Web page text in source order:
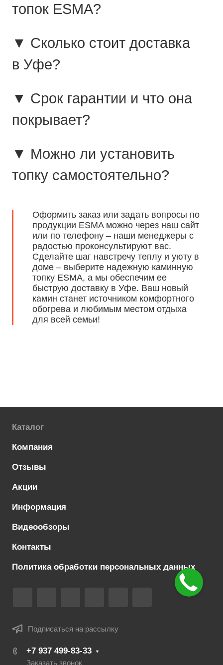
топок ESMA?
▼ Сколько стоит доставка
в Уфе?
▼ Срок гарантии и что она
покрывает?
▼ Можно ли установить
топку самостоятельно?
Оформить заказ или задать вопросы по
продукции ESMA можно через наш сайт
или по телефону – наши менеджеры с
радостью проконсультируют вас.
Сделайте шаг навстречу теплу и уюту в
доме – выберите надежную каминную
топку ESMA, а мы обеспечим ее
быструю доставку в Уфе. Ваш новый
камин станет источником комфортного
обогрева и любимым местом отдыха
для всей семьи!
Каталог
Компания
Отзывы
Акции
Информация
Видеообзоры
Контакты
Политика обработки персональных данных
Подписаться на рассылку
+7 937 499-83-33
Заказать звонок